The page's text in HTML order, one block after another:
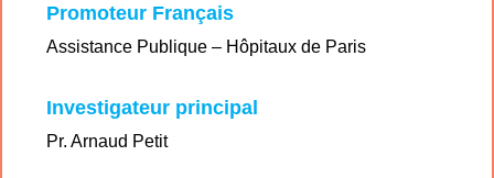
Promoteur Français
Assistance Publique – Hôpitaux de Paris
Investigateur principal
Pr. Arnaud Petit